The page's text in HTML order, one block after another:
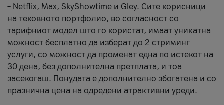
– Netflix, Max, SkyShowtime и Gley. Сите корисници
на тековното портфолио, во согласност со
тарифниот модел што го користат, имаат уникатна
можност бесплатно да изберат до 2 стриминг
услуги, со можност да променат една по истекот на
30 дена, без дополнителна претплата, и тоа
засекогаш. Понудата е дополнително збогатена и со
празнична цена на одредени атрактивни уреди.